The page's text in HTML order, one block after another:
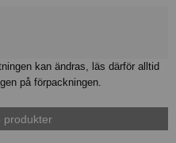
kan ändras, läs därför alltid
på förpackningen.
produkter